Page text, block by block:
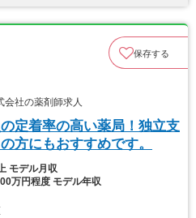
保存する
社の薬剤師求人
定着率の高い薬局！独立支
方にもおすすめです。
モデル月収
万円程度 モデル年収